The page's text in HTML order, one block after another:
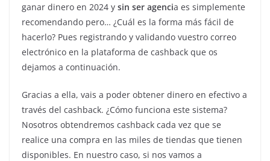
ganar dinero en 2024 y sin ser agencia es simplemente
recomendando pero… ¿Cuál es la forma más fácil de
hacerlo? Pues registrando y validando vuestro correo
electrónico en la plataforma de cashback que os
dejamos a continuación.
Gracias a ella, vais a poder obtener dinero en efectivo a
través del cashback. ¿Cómo funciona este sistema?
Nosotros obtendremos cashback cada vez que se
realice una compra en las miles de tiendas que tienen
disponibles. En nuestro caso, si nos vamos a